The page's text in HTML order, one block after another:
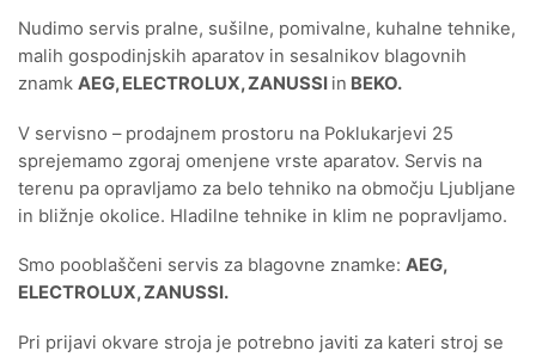
Nudimo servis pralne, sušilne, pomivalne, kuhalne tehnike,
malih gospodinjskih aparatov in sesalnikov blagovnih
znamk AEG, ELECTROLUX, ZANUSSI in BEKO.
V servisno – prodajnem prostoru na Poklukarjevi 25
sprejemamo zgoraj omenjene vrste aparatov. Servis na
terenu pa opravljamo za belo tehniko na območju Ljubljane
in bližnje okolice. Hladilne tehnike in klim ne popravljamo.
Smo pooblaščeni servis za blagovne znamke: AEG,
ELECTROLUX, ZANUSSI.
Pri prijavi okvare stroja je potrebno javiti za kateri stroj se